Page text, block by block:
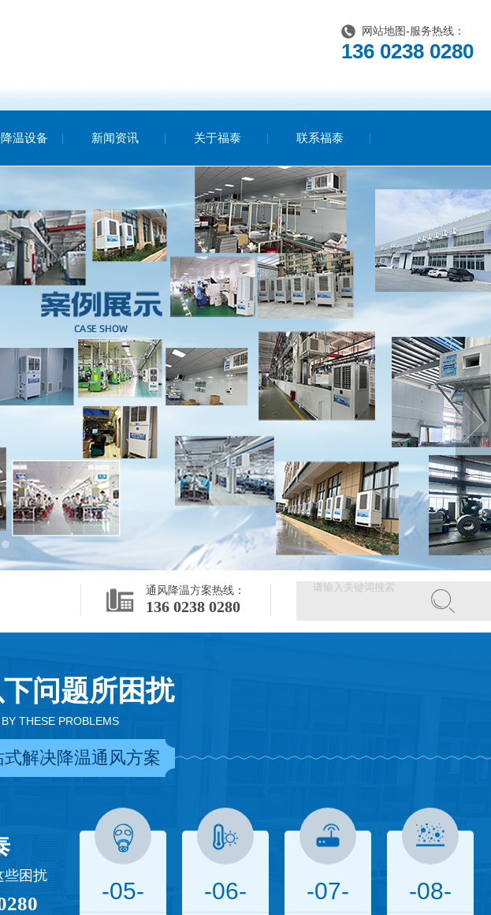
网站地图 -服务热线：
136 0238 0280
温设备 新闻资讯 关于福泰 联系福泰
通风降温方案热线：
136 0238 0280
问题所困扰
THESE PROBLEMS
解决降温通风方案
些困扰
-05- -06- -07- -08-